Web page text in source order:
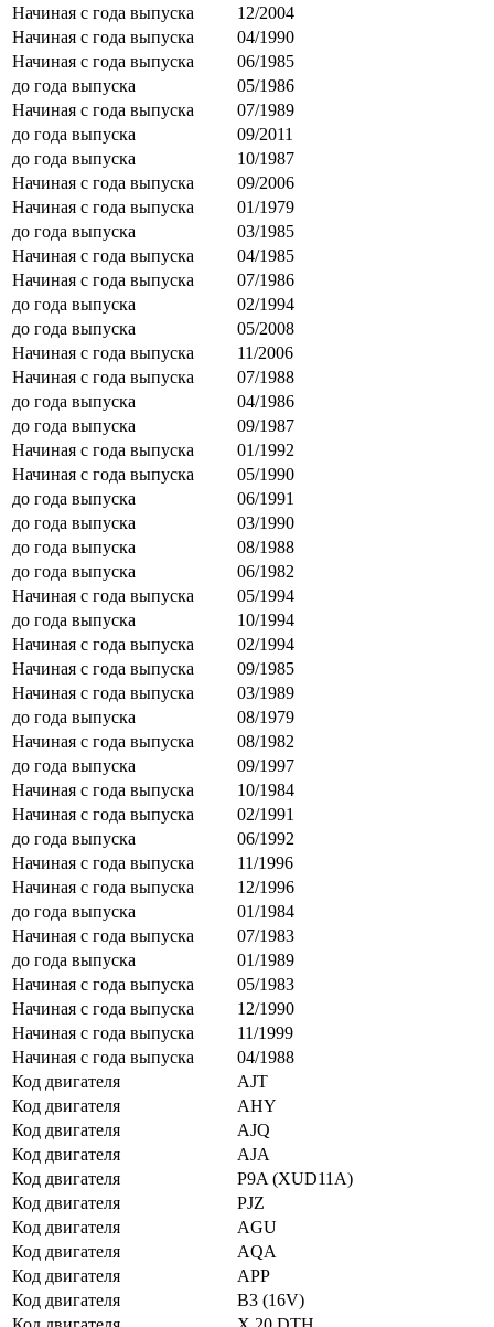
Начиная с года выпуска
12/2004
Начиная с года выпуска
04/1990
Начиная с года выпуска
06/1985
до года выпуска
05/1986
Начиная с года выпуска
07/1989
до года выпуска
09/2011
до года выпуска
10/1987
Начиная с года выпуска
09/2006
Начиная с года выпуска
01/1979
до года выпуска
03/1985
Начиная с года выпуска
04/1985
Начиная с года выпуска
07/1986
до года выпуска
02/1994
до года выпуска
05/2008
Начиная с года выпуска
11/2006
Начиная с года выпуска
07/1988
до года выпуска
04/1986
до года выпуска
09/1987
Начиная с года выпуска
01/1992
Начиная с года выпуска
05/1990
до года выпуска
06/1991
до года выпуска
03/1990
до года выпуска
08/1988
до года выпуска
06/1982
Начиная с года выпуска
05/1994
до года выпуска
10/1994
Начиная с года выпуска
02/1994
Начиная с года выпуска
09/1985
Начиная с года выпуска
03/1989
до года выпуска
08/1979
Начиная с года выпуска
08/1982
до года выпуска
09/1997
Начиная с года выпуска
10/1984
Начиная с года выпуска
02/1991
до года выпуска
06/1992
Начиная с года выпуска
11/1996
Начиная с года выпуска
12/1996
до года выпуска
01/1984
Начиная с года выпуска
07/1983
до года выпуска
01/1989
Начиная с года выпуска
05/1983
Начиная с года выпуска
12/1990
Начиная с года выпуска
11/1999
Начиная с года выпуска
04/1988
Код двигателя
AJT
Код двигателя
AHY
Код двигателя
AJQ
Код двигателя
AJA
Код двигателя
P9A (XUD11A)
Код двигателя
PJZ
Код двигателя
AGU
Код двигателя
AQA
Код двигателя
APP
Код двигателя
B3 (16V)